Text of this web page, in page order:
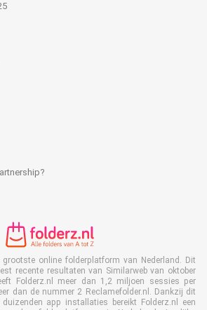
online folderplatform van Nederland. Dit
recente resultaten van Similarweb van oktober
Folderz.nl meer dan 1,2 miljoen sessies per
dan de nummer 2 Reclamefolder.nl. Dankzij dit
app installaties bereikt Folderz.nl een